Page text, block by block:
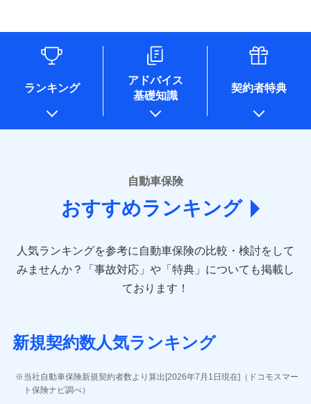
情報を取引のある他の保険会社の商品・サービスをご提案す
るために利用させていただくことがあります。）
各種セミナーの開催のため
コンサルティングサービスの実施のため
アンケートやキャンペーン等の実施のため
上記に係る案内・手続き・管理等付帯業務を行うため
* 当社が委託を受けている保険会社の情報は、保険会社のホ
ームページに掲載しておりますので、ご確認ください。
あいおいニッセイ同和損害保険株式会社
(https://www.aioinissaydowa.co.jp/)
アクサ損害保険株式会社 (https://www.axa-
direct.co.jp/)
sompo.co.jp/)
東京海上ダイレクト損害保険株式会社 (https://www.e-
AIG損害保険株式会社 (https://www.aig.co.jp/sonpo)
ジェイアイ傷害火災保険株式会社
ソニー損害保険株式会社
(https://www.sonysonpo.co.jp/)
ランキング
アドバイス
基礎知識
契約者特典
自動車保険
おすすめランキング
人気ランキングを参考に自動車保険の比較・検討をして
みませんか？
「事故対応」や「特典」についても掲載し
ております！
新規契約数人気ランキング
当社自動車保険新規契約者数より算出[2026年7月1日現在]（ドコモスマー
ト保険ナビ調べ）